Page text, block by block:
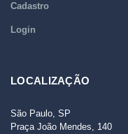
Cadastro
Login
LOCALIZAÇÃO
São Paulo, SP
Praça João Mendes, 140